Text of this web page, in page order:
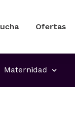
Ofertas
Maternidad